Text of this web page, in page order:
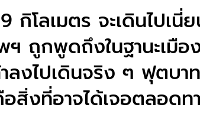
โลเมตร จะเดินไปเนี่
ฯ ถูกพูดถึงในฐานะเมือ
ลงไปเดินจริง ๆ ฟุตบ
สิ่งที่อาจได้เจอตลอดท